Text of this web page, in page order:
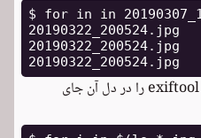
$ for in in
20190322_200524.jpg
20190322_200524.jpg
با این مقدمه در مورد for حالا دستور exiftool را در دل آن جای